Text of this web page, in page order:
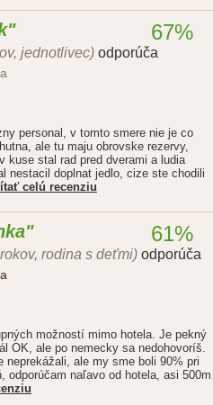
jednotlivec) odporúča
67%
personal, v tomto smere nie je co
ale tu maju obrovske rezervy,
kuse stal rad pred dverami a ludia
nestacil doplnat jedlo, cize ste chodili
celú recenziu
rodina s deťmi) odporúča
61%
možností mimo hotela. Je pekný
OK, ale po nemecky sa nedohovoríš.
ale my sme boli 90% pri
odporúčam naľavo od hotela, asi 500m